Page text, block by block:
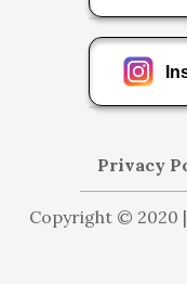
Privacy
Copyright © 2020